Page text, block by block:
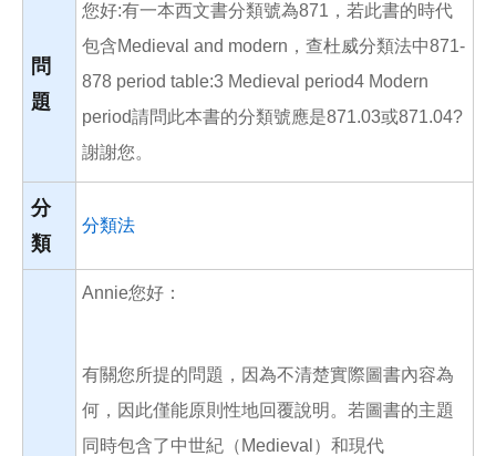
問
題
您好:有一本西文書分類號為871，若此書的時代
包含Medieval and modern，查杜威分類法中871-
878 period table:3 Medieval period4 Modern
period請問此本書的分類號應是871.03或871.04?
謝謝您。
分
類
分類法
Annie您好：
有關您所提的問題，因為不清楚實際圖書內容為
何，因此僅能原則性地回覆說明。若圖書的主題
同時包含了中世紀（Medieval）和現代